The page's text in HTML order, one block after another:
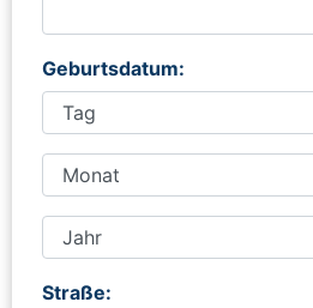
Geburtsdatum:
Straße: